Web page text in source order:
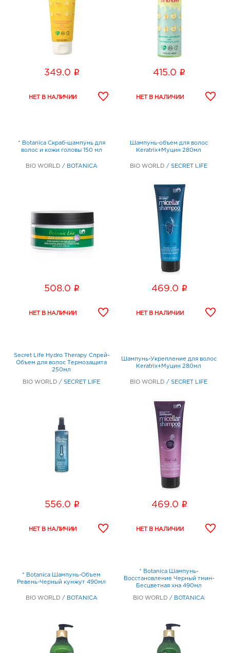
349.0 i 415.0 i
* Botanica Скраб-шампунь для
волос и кожи головы 150 мл
BIO WORLD / BOTANICA
508.0 i
Шампунь-объем для волос
Keratrix+Муцин 280мл
BIO WORLD / SECRET LIFE
469.0 i
Secret Life Hydro Therapy Спрей-
Объем для волос Термозащита
250мл
BIO WORLD / SECRET LIFE
556.0 i
Шампунь-Укрепление для волос
Keratrix+Муцин 280мл
BIO WORLD / SECRET LIFE
469.0 i
* Botanica Шампунь-Объем
Ревень-Черный кунжут 490мл
BIO WORLD / BOTANICA
* Botanica Шампунь-
Восстановление Черный тмин-
Бесцветная хна 490мл
BIO WORLD / BOTANICA